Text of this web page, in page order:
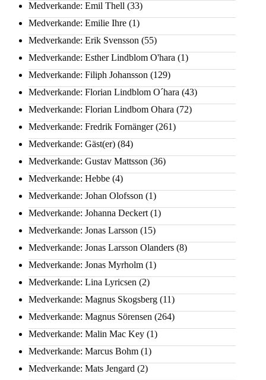
Medverkande: Emil Thell (33)
Medverkande: Emilie Ihre (1)
Medverkande: Erik Svensson (55)
Medverkande: Esther Lindblom O'hara (1)
Medverkande: Filiph Johansson (129)
Medverkande: Florian Lindblom O´hara (43)
Medverkande: Florian Lindbom Ohara (72)
Medverkande: Fredrik Fornänger(261)
Medverkande: Gäst(er) (84)
Medverkande: Gustav Mattsson (36)
Medverkande: Hebbe (4)
Medverkande: Johan Olofsson (1)
Medverkande: Johanna Deckert (1)
Medverkande: Jonas Larsson (15)
Medverkande: Jonas Larsson Olanders (8)
Medverkande: Jonas Myrholm (1)
Medverkande: Lina Lyricsen (2)
Medverkande: Magnus Skogsberg (11)
Medverkande: Magnus Sörensen (264)
Medverkande: Malin Mac Key (1)
Medverkande: Marcus Bohm (1)
Medverkande: Mats Jengard (2)